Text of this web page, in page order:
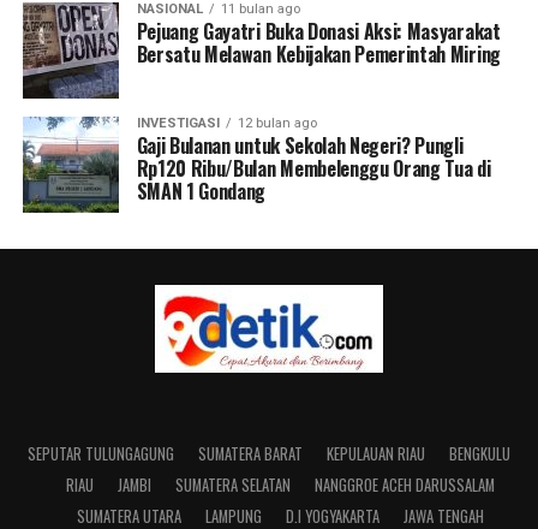
NASIONAL 11 bulan ago
Pejuang Gayatri Buka Donasi Aksi: Masyarakat
Bersatu Melawan Kebijakan Pemerintah Miring
INVESTIGASI 12 bulan ago
Gaji Bulanan untuk Sekolah Negeri? Pungli
Rp120 Ribu/Bulan Membelenggu Orang Tua di
SMAN 1 Gondang
SEPUTAR TULUNGAGUNG SUMATERA BARAT KEPULAUAN RIAU
BENGKULU
RIAU
JAMBI SUMATERA SELATAN
NANGGROE ACEH DARUSSALAM
SUMATERA UTARA
LAMPUNG D.I YOGYAKARTA JAWA TENGAH